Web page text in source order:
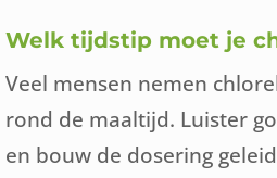
Welk tijdstip moet je
Veel mensen nemen
rond de maaltijd. Luister
en bouw de dosering